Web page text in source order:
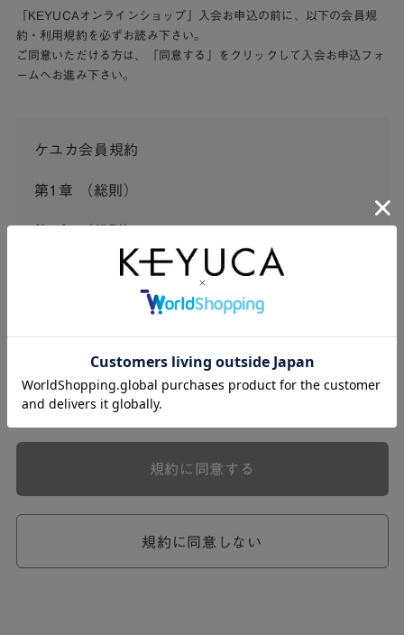
「KEYUCAオンラインショップ」入会お申込の前に、以下の会員規
約・利用規約を必ずお読み下さい。
ご同意いただける方は、「同意する」をクリックして入会お申込フォ
ームへお進み下さい。
ケユカ会員規約
第1章 （総則）
この会員規約（以下「本規約」といいます。）は、河淳株
式会社ケユカ事業部（以下「弊社」といいます。）が提供
する一連のサービスに関し、弊社が次条の定めに従い入会
本規約は、会員と弊社との間のサービスの利用に関わる一
切の関係に適用されるものとします。
弊社が一連のサービスを提供するにあたり、本規約のほ
ら個別規定はその名称のいかんに関わらず、本規約の一部
めが優先されるものとします。
規約に同意しない
規約に同意する